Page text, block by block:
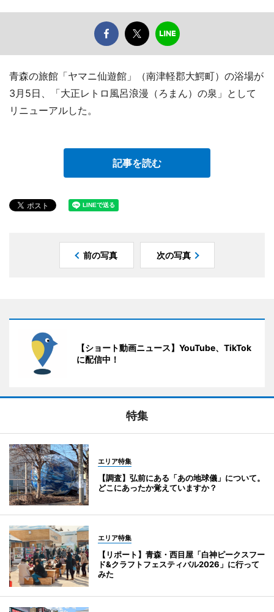
青森の旅館「ヤマニ仙遊館」（南津軽郡大鰐町）の浴場が
3月5日、「大正レトロ風呂浪漫（ろまん）の泉」として
リニューアルした。
記事を読む
前の写真 次の写真
【ショート動画ニュース】YouTube、TikTok
に配信中！
特集
エリア特集
【調査】弘前にある「あの地球儀」について。
どこにあったか覚えていますか？
エリア特集
【リポート】青森・西目屋「白神ピークスフー
ド&クラフトフェスティバル2026」に行って
みた